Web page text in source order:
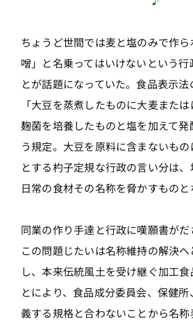
ちょうど世間では麦と塩のみで作
噌」と名乗ってはいけないという行
とが話題になっていた。食品表示
「大豆を蒸煮したものに大麦また
麹菌を培養したものと塩を加えて
う規定。大豆を原料に含まないも
とする杓子定規な行政の言い分は
日常の食材その名称を脅かすものと
同業の作り手達と行政に嘆願書がだ
この問題じたいは名称維持の解決
し、本来伝統風土を受け継ぐ加工
とにより、食品成分委員会、保健
義する規格と合わないことから名